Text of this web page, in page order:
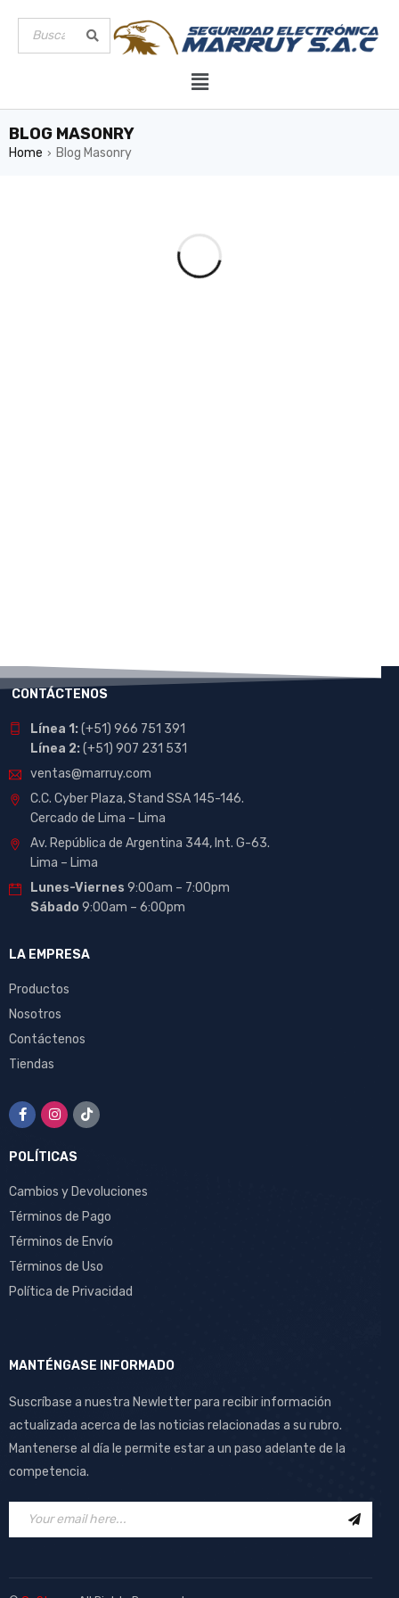
BLOG MASONRY
Home › Blog Masonry
CONTÁCTENOS
Línea 1:(+51) 966 751 391
Línea 2:(+51) 907 231 531
ventas@marruy.com
C.C. Cyber Plaza, Stand SSA 145-146.
Cercado de Lima – Lima
Av. República de Argentina 344, Int. G-63.
Lima – Lima
Lunes-Viernes 9:00am – 7:00pm
Sábado9:00am – 6:00pm
LA EMPRESA
Productos
Nosotros
Contáctenos
Tiendas
POLÍTICAS
Cambios y Devoluciones
Términos de Pago
Términos de Envío
Términos de Uso
Política de Privacidad
MANTÉNGASE INFORMADO
Suscríbase a nuestra Newletter para recibir información
actualizada acerca de las noticias relacionadas a su rubro.
Mantenerse al día le permite estar a un paso adelante de la
competencia.